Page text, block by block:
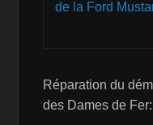
Réparation du
des Dames de Fer: